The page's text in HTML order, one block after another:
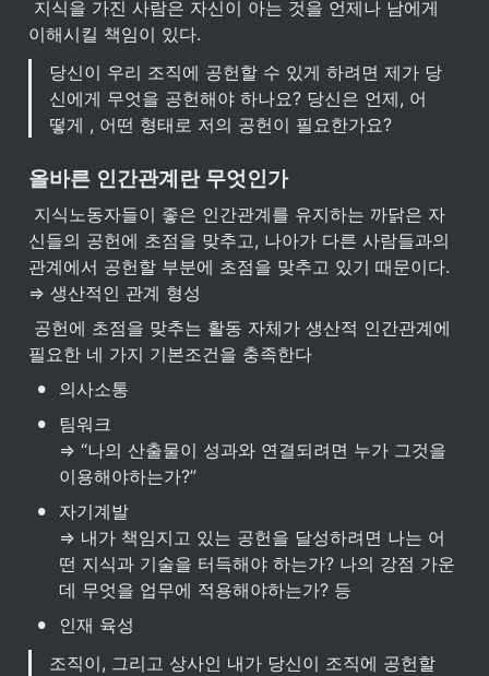
이해시킬 책임이 있다.
당신이 우리 조직에 공헌할 수 있게 하려면 제가 당
신에게 무엇을 공헌해야 하나요? 당신은 언제, 어
떻게 , 어떤 형태로 저의 공헌이 필요한가요?
올바른 인간관계란 무엇인가
신들의 공헌에 초점을 맞추고, 나아가 다른 사람들과의
관계에서 공헌할 부분에 초점을 맞추고 있기 때문이다.
⇒ 생산적인 관계 형성
필요한 네 가지 기본조건을 충족한다
• 의사소통
•
팀워크
⇒ “나의 산출물이 성과와 연결되려면 누가 그것을
이용해야하는가?”
•
자기계발
⇒ 내가 책임지고 있는 공헌을 달성하려면 나는 어
떤 지식과 기술을 터득해야 하는가? 나의 강점 가운
데 무엇을 업무에 적용해야하는가? 등
•
인재 육성
조직이, 그리고 상사인 내가 당신이 조직에 공헌할